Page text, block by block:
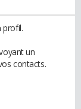
profil.
un
contacts.